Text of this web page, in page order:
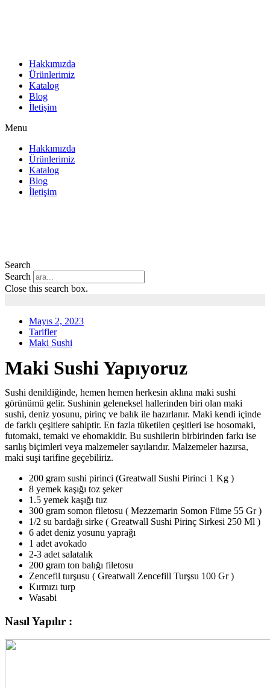
Hakkımızda
Ürünlerimiz
Katalog
Blog
İletişim
Menu
Hakkımızda
Ürünlerimiz
Katalog
Blog
İletişim
Search
Search
Close this search box.
Mayıs 2, 2023
Tarifler
Maki Sushi
Maki Sushi Yapıyoruz
Sushi denildiğinde, hemen hemen herkesin aklına maki sushi
görünümü gelir. Sushinin geleneksel hallerinden biri olan maki
sushi, deniz yosunu, pirinç ve balık ile hazırlanır. Maki kendi içinde
de farklı çeşitlere sahiptir. En fazla tüketilen çeşitleri ise hosomaki,
futomaki, temaki ve ehomakidir. Bu sushilerin birbirinden farkı ise
sarılış biçimleri veya malzemeler sayılarıdır. Malzemeler hazırsa,
maki suşi tarifine geçebiliriz.
200 gram sushi pirinci (Greatwall Sushi Pirinci 1 Kg )
8 yemek kaşığı toz şeker
1.5 yemek kaşığı tuz
300 gram somon filetosu ( Mezzemarin Somon Füme 55 Gr )
1/2 su bardağı sirke ( Greatwall Sushi Pirinç Sirkesi 250 Ml )
6 adet deniz yosunu yaprağı
1 adet avokado
2-3 adet salatalık
200 gram ton balığı filetosu
Zencefil turşusu ( Greatwall Zencefill Turşsu 100 Gr )
Kırmızı turp
Wasabi
Nasıl Yapılır :